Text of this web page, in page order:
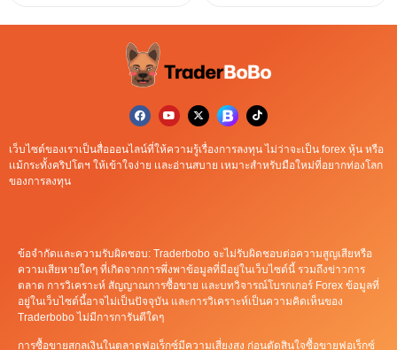
เว็บไซต์ของเราเป็นสื่อออนไลน์ที่ให้ความรู้เรื่องการลงทุน ไม่ว่าจะเป็น forex หุ้น หรือ
เเม้กระทั้งคริปโตฯ ให้เข้าใจง่าย เเละอ่านสบาย เหมาะสำหรับมือใหม่ที่อยากท่องโลก
ของการลงทุน
ข้อจำกัดและความรับผิดชอบ: Traderbobo จะไม่รับผิดชอบต่อความสูญเสียหรือ
ความเสียหายใดๆ ที่เกิดจากการพึ่งพาข้อมูลที่มีอยู่ในเว็บไซต์นี้ รวมถึงข่าวการ
ตลาด การวิเคราะห์ สัญญาณการซื้อขาย และบทวิจารณ์โบรกเกอร์ Forex ข้อมูลที่
อยู่ในเว็บไซต์นี้อาจไม่เป็นปัจจุบัน และการวิเคราะห์เป็นความคิดเห็นของ
Traderbobo ไม่มีการการันตีใดๆ
การซื้อขายสกุลเงินในตลาดฟอเร็กซ์มีความเสี่ยงสูง ก่อนตัดสินใจซื้อขายฟอเร็กซ์